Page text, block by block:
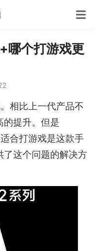
哪个打游戏更
相比上一代产品不
的提升。但是
合打游戏是这款手
了这个问题的解决方